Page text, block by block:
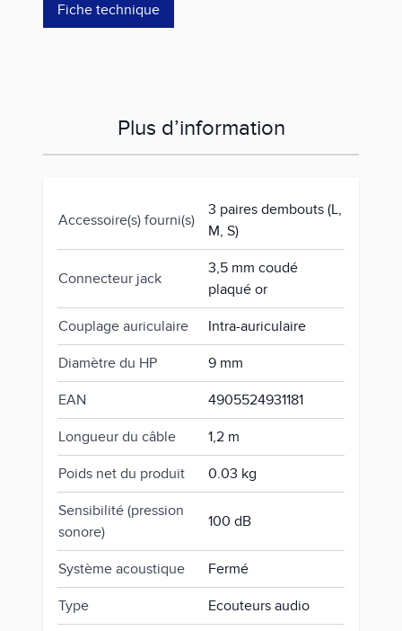
Fiche technique
Plus d’information
Accessoire(s) fourni(s)
3 paires dembouts (L,
M, S)
Connecteur jack
3,5 mm coudé
plaqué or
Couplage auriculaire Intra-auriculaire
Diamètre du HP 9 mm
EAN 4905524931181
Longueur du câble 1,2 m
Poids net du produit 0.03 kg
Sensibilité (pression
sonore)
100 dB
Système acoustique Fermé
Type Ecouteurs audio